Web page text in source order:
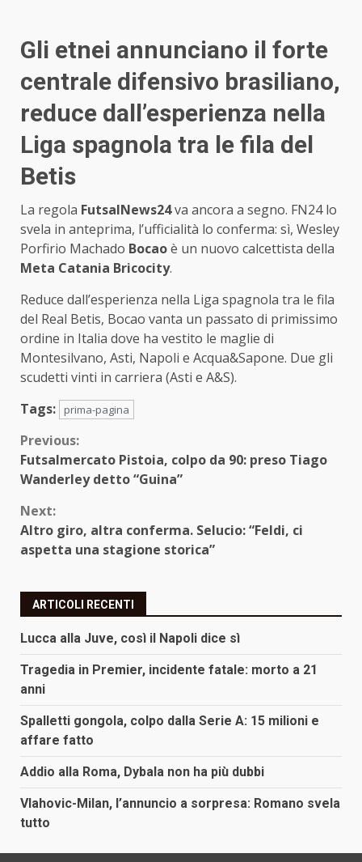
Gli etnei annunciano il forte
centrale difensivo brasiliano,
reduce dall’esperienza nella
Liga spagnola tra le fila del
Betis
La regola FutsalNews24va ancora a segno. FN24 lo
svela in anteprima, l’ufficialità lo conferma: sì, Wesley
Porfirio Machado Bocaoè un nuovo calcettista della
Meta Catania Bricocity.
Reduce dall’esperienza nella Liga spagnola tra le fila
del Real Betis, Bocao vanta un passato di primissimo
ordine in Italia dove ha vestito le maglie di
Montesilvano, Asti, Napoli e Acqua&Sapone. Due gli
scudetti vinti in carriera (Asti e A&S).
Tags:
prima-pagina
Continue
Reading
Previous:
Futsalmercato Pistoia, colpo da 90: preso Tiago
Wanderley detto “Guina”
Next:
Altro giro, altra conferma. Selucio: “Feldi, ci
aspetta una stagione storica”
ARTICOLI RECENTI
Lucca alla Juve, così il Napoli dice sì
Tragedia in Premier, incidente fatale: morto a 21
anni
Spalletti gongola, colpo dalla Serie A: 15 milioni e
affare fatto
Addio alla Roma, Dybala non ha più dubbi
Vlahovic-Milan, l’annuncio a sorpresa: Romano svela
tutto